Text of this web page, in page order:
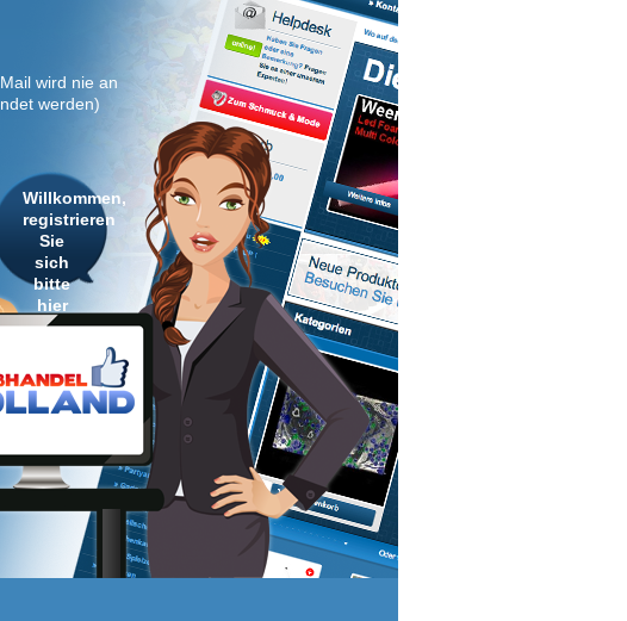
wird nie an
werden)
Willkommen,
registrieren
Sie
sich
bitte
hier